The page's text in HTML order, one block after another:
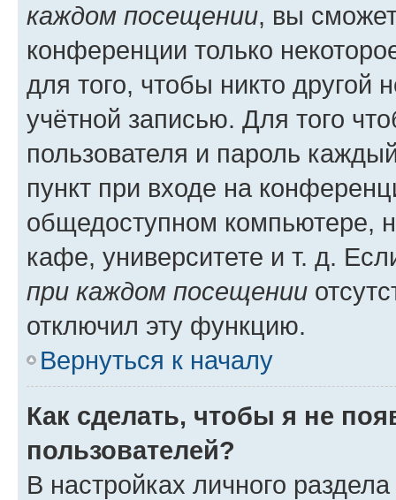
каждом посещении, вы
конференции только
для того, чтобы никто другой
учётной записью. Для того
пользователя и пароль
пункт при входе на
общедоступном компьютере,
кафе, университете и т. д.
при каждом посещении
отключил эту функцию.
Вернуться к началу
Как сделать, чтобы я не
пользователей?
В настройках личного